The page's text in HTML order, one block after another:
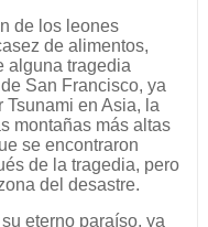
de los leones
de alimentos,
alguna tragedia
San Francisco, ya
en Asia, la
montañas más altas
se encontraron
de la tragedia, pero
del desastre.
eterno paraíso, ya